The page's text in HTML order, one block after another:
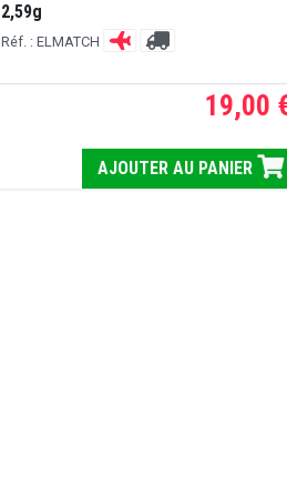
2,59g
Réf. : ELMATCH
19,00
AJOUTER AU PANIER